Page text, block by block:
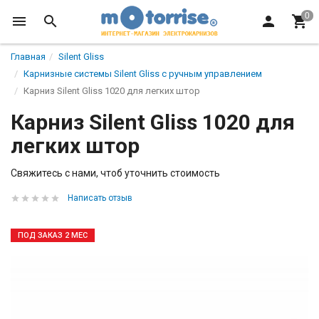
Главная
Silent Gliss
Карнизные системы Silent Gliss с ручным управлением
Карниз Silent Gliss 1020 для легких штор
Карниз Silent Gliss 1020 для
легких штор
Свяжитесь с нами, чтоб уточнить стоимость
Написать отзыв
ПОД ЗАКАЗ 2 МЕС